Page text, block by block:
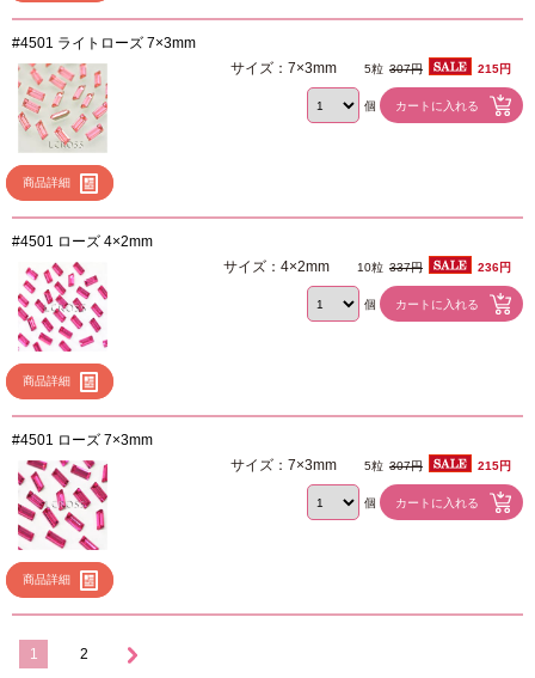
#4501 ライトローズ 7×3mm
商品詳細
サイズ：7×3mm 5粒 307円 215円
個
#4501 ローズ 4×2mm
商品詳細
サイズ：4×2mm 10粒 337円 236円
個
#4501 ローズ 7×3mm
商品詳細
サイズ：7×3mm 5粒 307円 215円
個
1 2